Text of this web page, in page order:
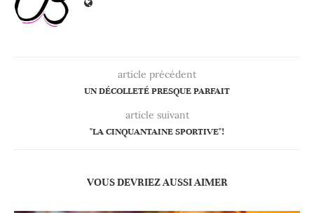
article précédent
UN DÉCOLLETÉ PRESQUE PARFAIT
article suivant
"LA CINQUANTAINE SPORTIVE"!
VOUS DEVRIEZ AUSSI AIMER